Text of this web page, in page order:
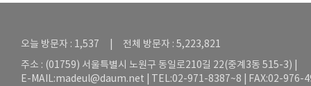
오늘 방문자 : 1,537 | 전체 방문자 : 5,223,821
주소 : (01759) 서울특별시 노원구 동일로210길 22(중계3동 515-3) |
E-MAIL:madeul@daum.net | TEL:02-971-8387~8 | FAX:02-976-